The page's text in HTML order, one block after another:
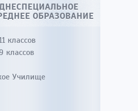
ОБРАЗОВАНИЕ
классов
классов
Училище